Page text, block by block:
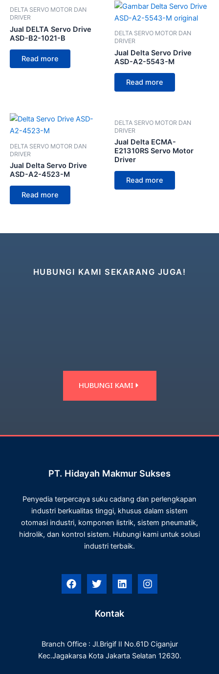
DELTA SERVO MOTOR DAN
DRIVER
Jual DELTA Servo Drive
ASD-B2-1021-B
Read more
DELTA SERVO MOTOR DAN
DRIVER
Jual Delta Servo Drive
ASD-A2-5543-M
Read more
DELTA SERVO MOTOR DAN
DRIVER
Jual Delta Servo Drive
ASD-A2-4523-M
Read more
DELTA SERVO MOTOR DAN
DRIVER
Jual Delta ECMA-
E21310RS Servo Motor
Driver
Read more
HUBUNGI KAMI SEKARANG JUGA!
HUBUNGI KAMI
PT. Hidayah Makmur Sukses
Penyedia terpercaya suku cadang dan perlengkapan
industri berkualitas tinggi, khusus dalam sistem
otomasi industri, komponen listrik, sistem pneumatik,
hidrolik, dan kontrol sistem. Hubungi kami untuk solusi
industri terbaik.
F
a
k
T
w
t
t
L
i
e
n
I
n
a
m
Kontak
Branch Office : Jl.Brigif II No.61D Ciganjur
Kec.Jagakarsa Kota Jakarta Selatan 12630.